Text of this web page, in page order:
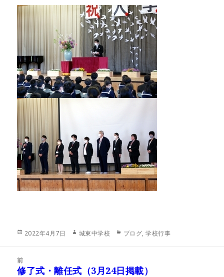
投
2022年4月7日
作
城東中学校
カ
ー
ブログ,学校行事
前
前
修了式・離任式（3月24日掲載）